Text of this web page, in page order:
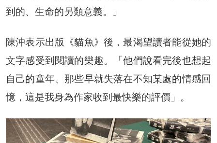
到的、生命的另類意義。」
陳沖表示出版《貓魚》後，最渴望讀者能從她的
文字感受到閱讀的樂趣。「他們說看完後也想起
自己的童年、那些早就失落在不知某處的情感回
憶，這是我身為作家收到最快樂的評價」。